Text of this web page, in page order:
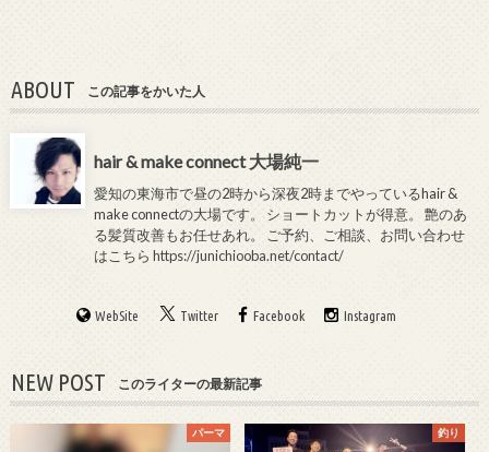
ABOUT この記事をかいた人
hair & make connect 大場純一
愛知の東海市で昼の2時から深夜2時までやっているhair &
make connectの大場です。 ショートカットが得意。 艶のあ
る髪質改善もお任せあれ。 ご予約、ご相談、お問い合わせ
はこちらhttps://junichiooba.net/contact/
WebSite Twitter Facebook Instagram
NEW POST このライターの最新記事
パーマ 釣り